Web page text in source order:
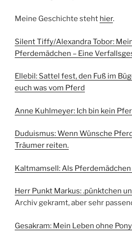
Meine Geschichte steht hier.
Silent Tiffy/Alexandra Tobor:
Pferdemädchen – Eine
Ellebil: Sattel fest, den Fuß im
euch was vom Pferd
Anne Kuhlmeyer: Ich bin kein
Duduismus: Wenn Wünsche
Träumer reiten.
Kaltmamsell: Als
Herr Punkt Markus: .pünktchen
Archiv gekramt, aber sehr
Gesakram: Mein Leben ohne